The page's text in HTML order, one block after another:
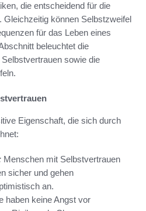
die entscheidend für die
Gleichzeitig können Selbstzweifel
für das Leben eines
beleuchtet die
sowie die
Eigenschaft, die sich durch
Menschen mit Selbstvertrauen
sicher und gehen
an.
haben keine Angst vor